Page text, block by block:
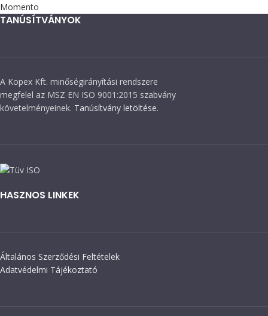
Momento
TANÚSÍTVÁNYOK
A Kopex Kft. minőségirányítási rendszere
megfelel az MSZ EN ISO 9001:2015 szabvány
követelményeinek. Tanúsítvány letöltése.
HASZNOS LINKEK
Általános Szerződési Feltételek
Adatvédelmi Tájékoztató